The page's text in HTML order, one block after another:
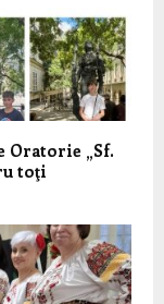
Oratorie „Sf.
toţi